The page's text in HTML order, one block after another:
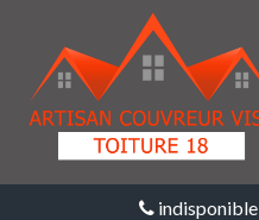
indisponible